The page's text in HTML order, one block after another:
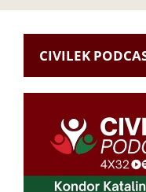
CIVILEK